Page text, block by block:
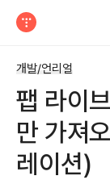
개발/언리얼
팹 라이
만 가져
레이션)